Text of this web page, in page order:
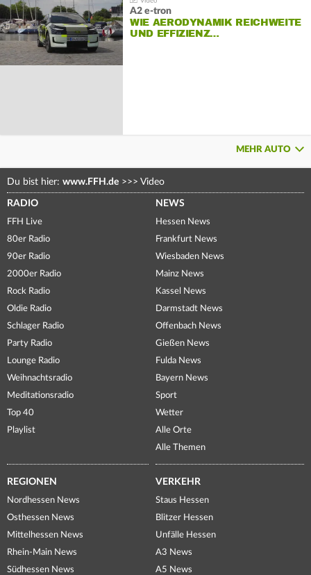
A2 e-tron
WIE AERODYNAMIK REICHWEITE
UND EFFIZIENZ…
MEHR AUTO
Du bist hier: www.FFH.de >>> Video
RADIO
FFH Live
80er Radio
90er Radio
2000er Radio
Rock Radio
Oldie Radio
Schlager Radio
Party Radio
Lounge Radio
Weihnachtsradio
Meditationsradio
Top 40
Playlist
NEWS
Hessen News
Frankfurt News
Wiesbaden News
Mainz News
Kassel News
Darmstadt News
Offenbach News
Gießen News
Fulda News
Bayern News
Sport
Wetter
Alle Orte
Alle Themen
REGIONEN
Nordhessen News
Osthessen News
Mittelhessen News
Rhein-Main News
Südhessen News
VERKEHR
Staus Hessen
Blitzer Hessen
Unfälle Hessen
A3 News
A5 News